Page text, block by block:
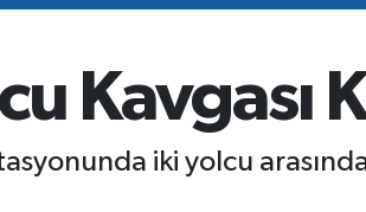
Kavgası
iki yolcu